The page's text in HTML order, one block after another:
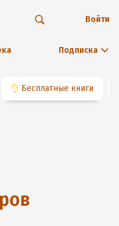
Подписка
Войти
👌 Бесплатные книги